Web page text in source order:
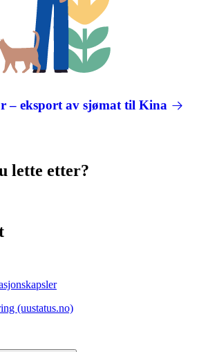
– eksport av sjømat til Kina
lette etter?
(uustatus.no)